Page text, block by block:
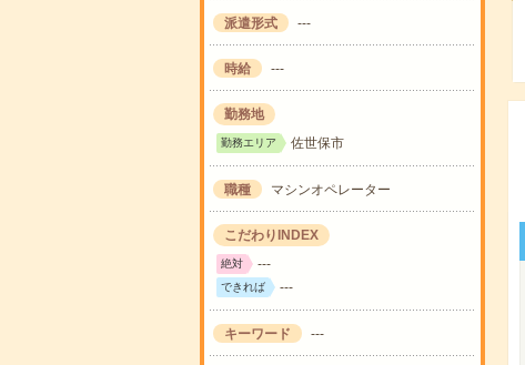
派遣形式 ---
時給 ---
勤務地
勤務エリア 佐世保市
職種 マシンオペレーター
こだわりINDEX
絶対 ---
できれば ---
キーワード ---